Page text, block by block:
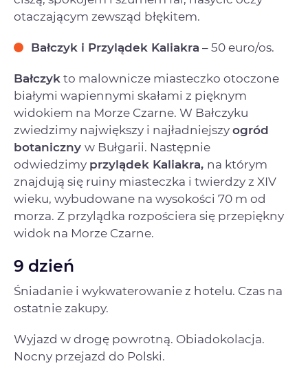
otaczającym zewsząd błękitem.
Bałczyk i Przylądek Kaliakra – 50 euro/os.
Bałczyk to malownicze miasteczko otoczone
białymi wapiennymi skałami z pięknym
widokiem na Morze Czarne. W Bałczyku
zwiedzimy największy i najładniejszy ogród
botaniczny w Bułgarii. Następnie
odwiedzimy przylądek Kaliakra, na którym
znajdują się ruiny miasteczka i twierdzy z XIV
wieku, wybudowane na wysokości 70 m od
morza. Z przylądka rozpościera się przepiękny
widok na Morze Czarne.
9 dzień
Śniadanie i wykwaterowanie z hotelu. Czas na
ostatnie zakupy.
Wyjazd w drogę powrotną. Obiadokolacja.
Nocny przejazd do Polski.